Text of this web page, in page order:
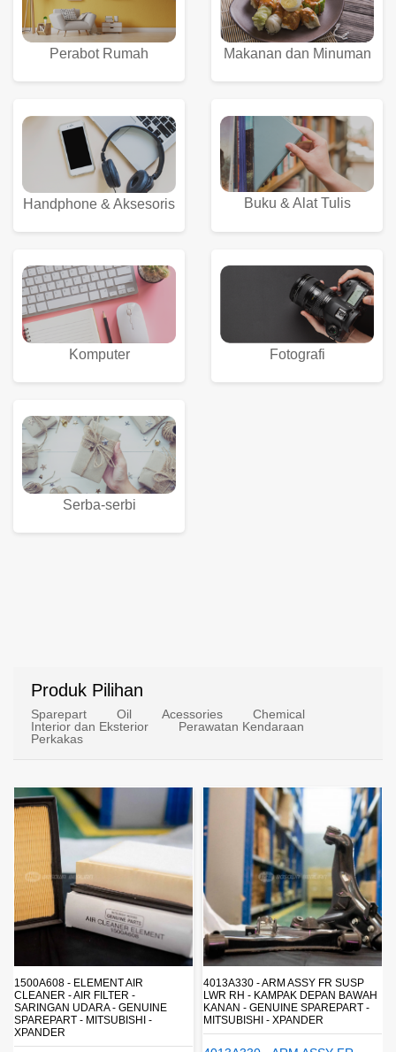
Perabot Rumah Makanan dan Minuman
Handphone & Aksesoris Buku & Alat Tulis
Komputer Fotografi
Serba-serbi
Produk Pilihan
Sparepart Oil Acessories
Chemical
Interior dan Eksterior
Perawatan Kendaraan
Perkakas
4013A330 - ARM ASSY FR SUSP
LWR RH - KAMPAK DEPAN BAWAH
KANAN - GENUINE SPAREPART -
MITSUBISHI - XPANDER
4162A413 - SHOCK ABSORBER RR
SUSP - SUSPENSI BELAKANG -
SHOCKBREAKER BELAKANG -
GENUINE SPAREPART -
MITSUBISHI - XPANDER